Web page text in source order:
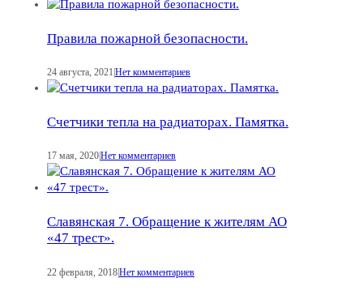
Правила пожарной безопасности.
24 августа, 2021 Нет комментариев
Счетчики тепла на радиаторах. Памятка.
17 мая, 2020Нет комментариев
Славянская 7. Обращение к жителям АО
«47 трест».
22 февраля, 2018|Нет комментариев